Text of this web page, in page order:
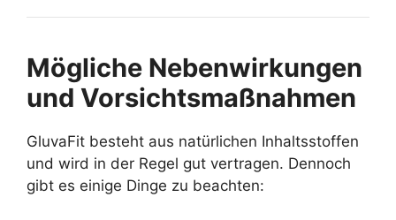
Mögliche Nebenwirkungen
und Vorsichtsmaßnahmen
GluvaFit besteht aus natürlichen Inhaltsstoffen
und wird in der Regel gut vertragen. Dennoch
gibt es einige Dinge zu beachten: